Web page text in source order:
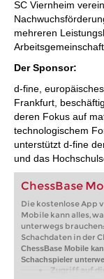
SC Viernheim
mehreren
Der Sponsor:
d-fine,
Frankfurt,
deren Fokus auf
technologischem
unterstützt d-fine
und das
ChessBase
Die kostenlose App
Mobile kann alles,
unterwegs
Schachdaten in der
ChessBase Mobile
Schachspieler
Zugriff auf